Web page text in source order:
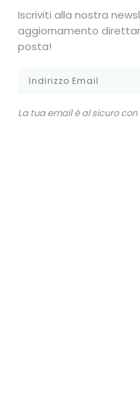
Iscriviti alla nostra
aggiornamento
posta!
La tua email è al sicuro